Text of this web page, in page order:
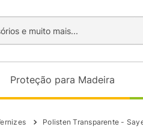
e muito mais...
Proteção para Madeira
Polisten Transparente -